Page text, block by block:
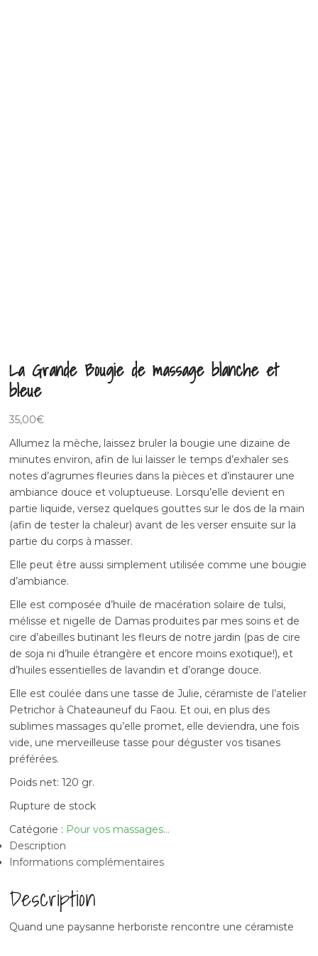
La Grande Bougie de massage blanche et
bleue
35,00€
Allumez la mèche, laissez bruler la bougie une dizaine de
minutes environ, afin de lui laisser le temps d’exhaler ses
notes d’agrumes fleuries dans la pièces et d’instaurer une
ambiance douce et voluptueuse. Lorsqu’elle devient en
partie liquide, versez quelques gouttes sur le dos de la main
(afin de tester la chaleur) avant de les verser ensuite sur la
partie du corps à masser.
Elle peut être aussi simplement utilisée comme une bougie
d’ambiance.
Elle est composée d’huile de macération solaire de tulsi,
mélisse et nigelle de Damas produites par mes soins et de
cire d’abeilles butinant les fleurs de notre jardin (pas de cire
de soja ni d’huile étrangère et encore moins exotique!), et
d’huiles essentielles de lavandin et d’orange douce.
Elle est coulée dans une tasse de Julie, céramiste de l’atelier
Petrichor à Chateauneuf du Faou. Et oui, en plus des
sublimes massages qu’elle promet, elle deviendra, une fois
vide, une merveilleuse tasse pour déguster vos tisanes
préférées.
Poids net: 120 gr.
Rupture de stock
Catégorie : Pour vos massages...
Description
Informations complémentaires
Description
Quand une paysanne herboriste rencontre une céramiste